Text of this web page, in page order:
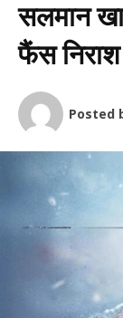
सलमान
फैंस निराश
Posted